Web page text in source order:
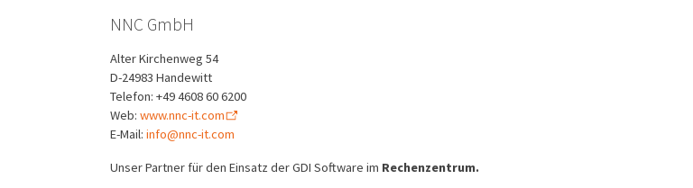
NNC GmbH
Alter Kirchenweg 54
D-24983 Handewitt
Telefon: +49 4608 60 6200
Web: www.nnc-it.com
E-Mail: info@nnc-it.com
Unser Partner für den Einsatz der GDI Software im Rechenzentrum.